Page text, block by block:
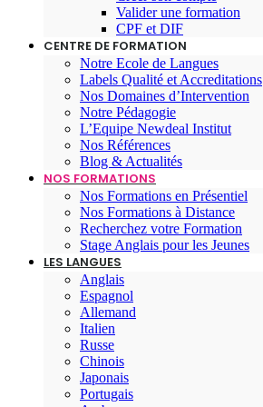
Valider une formation
CPF et DIF
CENTRE DE FORMATION
Notre Ecole de Langues
Labels Qualité et Accreditations
Nos Domaines d’Intervention
Notre Pédagogie
L’Equipe Newdeal Institut
Nos Références
Blog & Actualités
NOS FORMATIONS
Nos Formations en Présentiel
Nos Formations à Distance
Recherchez votre Formation
Stage Anglais pour les Jeunes
LES LANGUES
Anglais
Espagnol
Allemand
Italien
Russe
Chinois
Japonais
Portugais